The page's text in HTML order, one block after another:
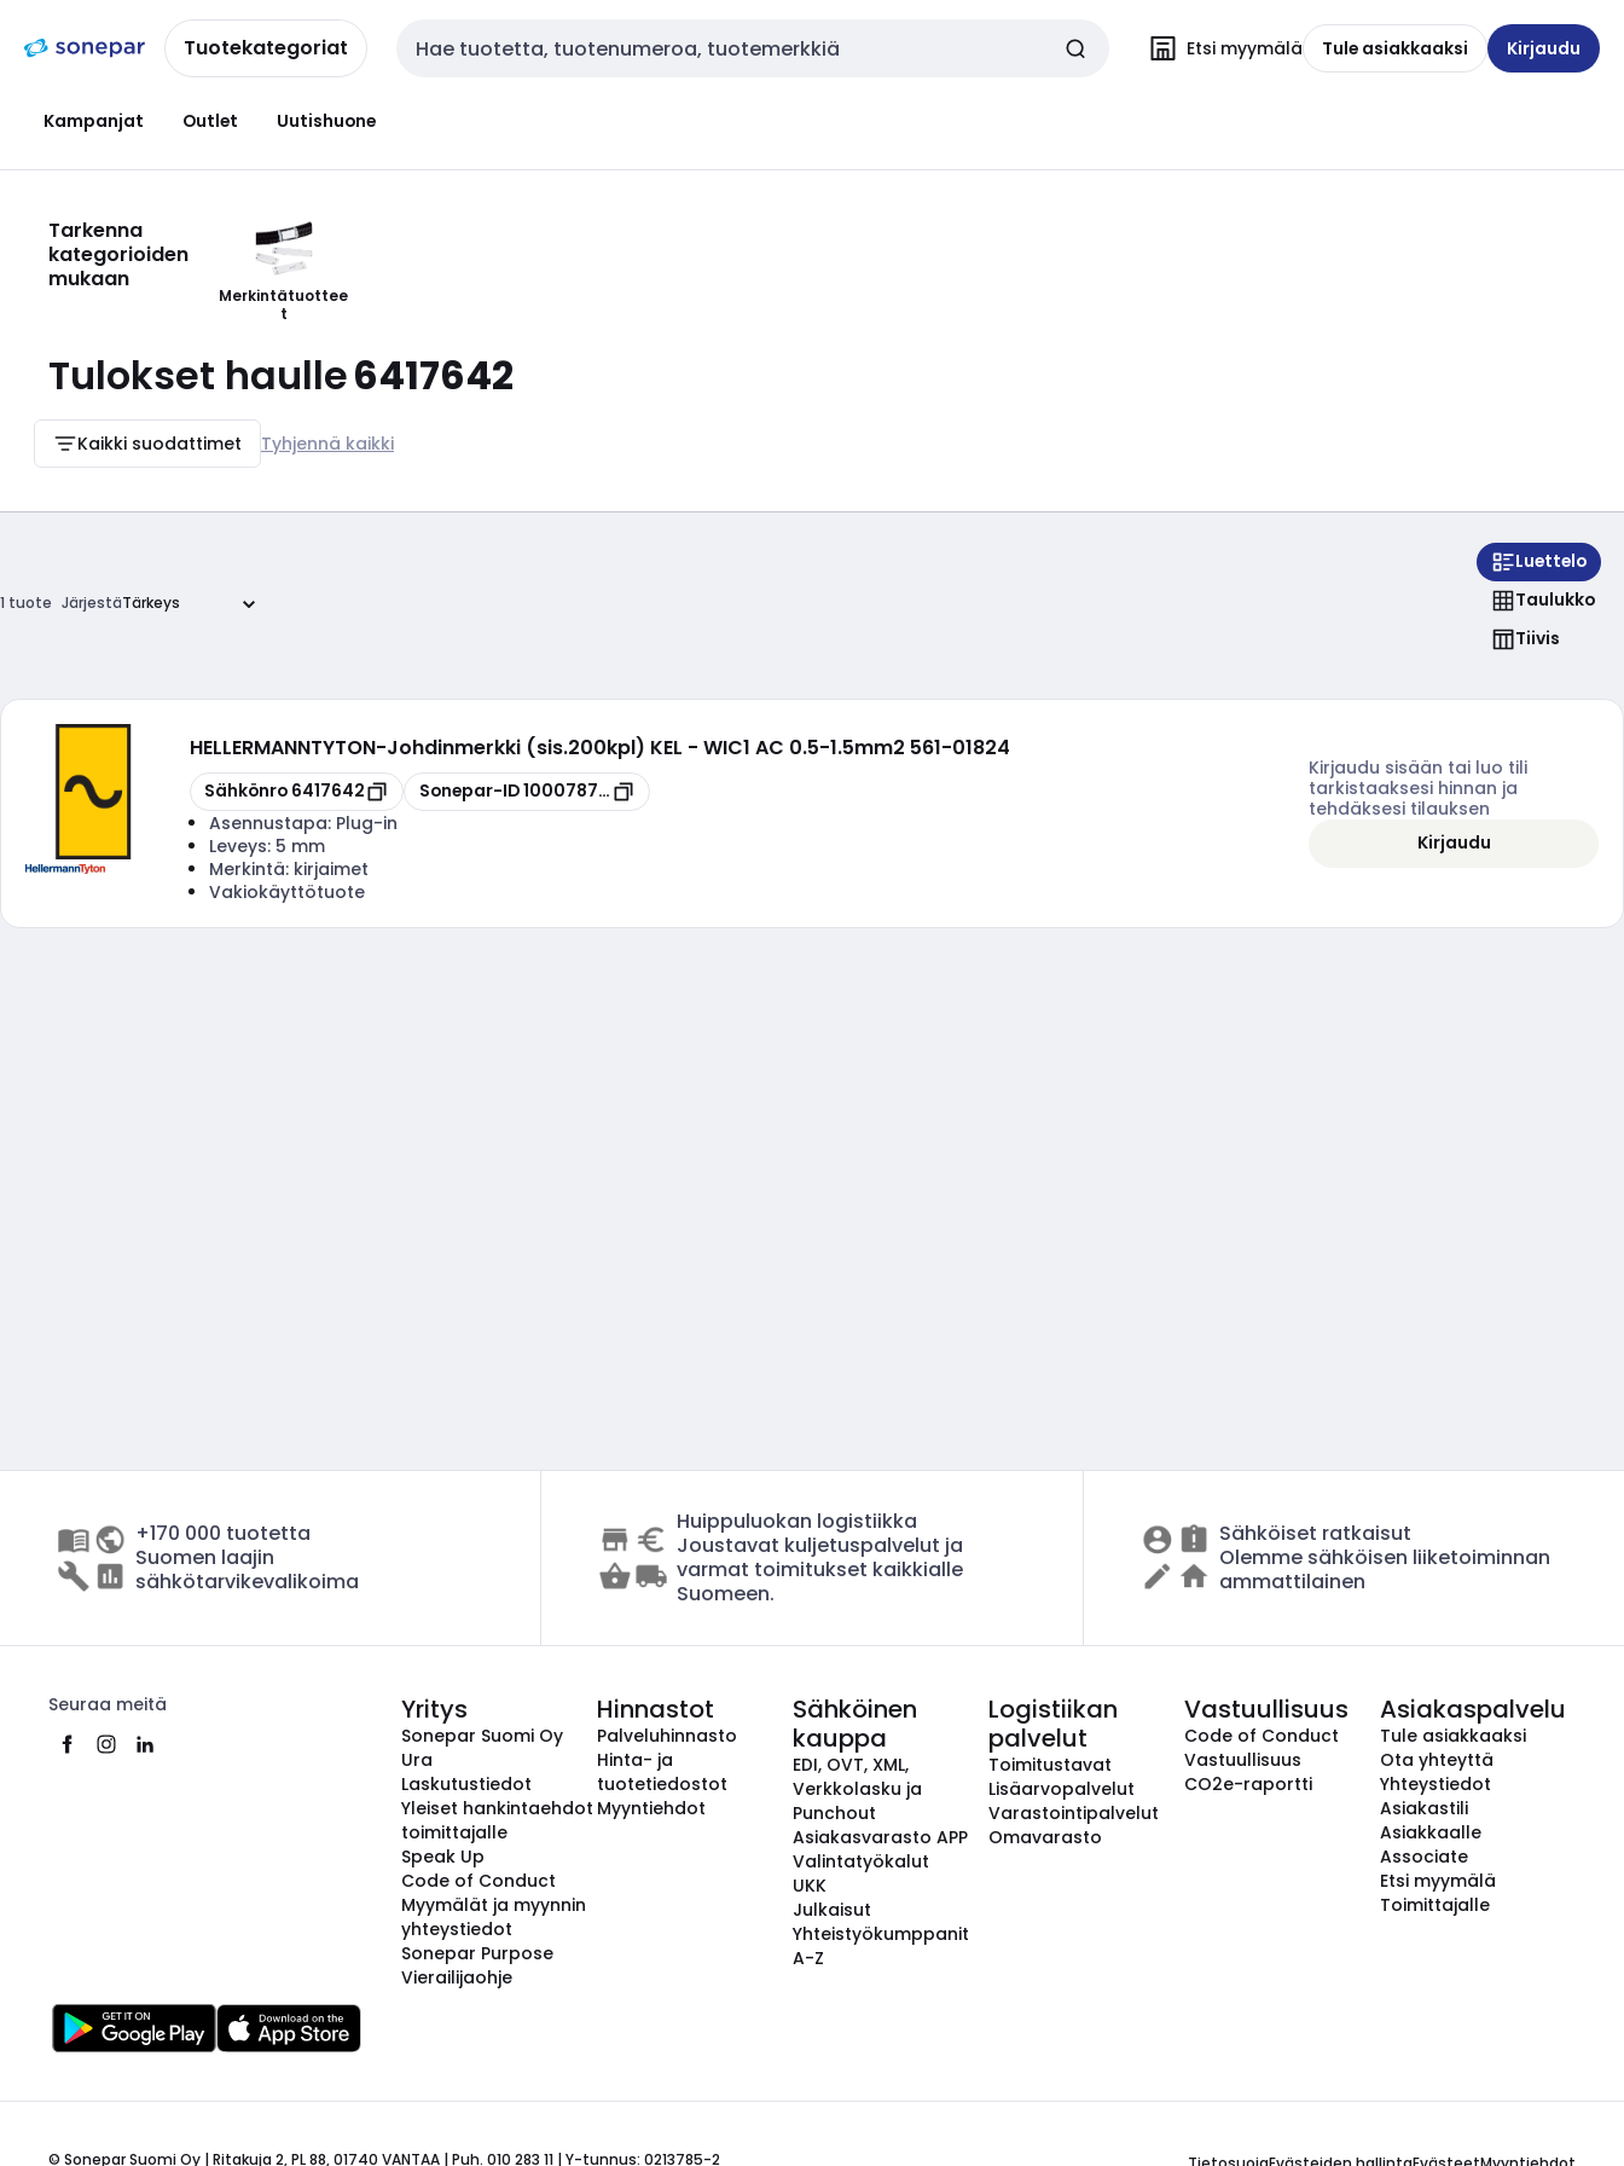
navigointiinsisältöönTuotekategoriat Haku Etsi myymälä Tule asiakkaaksi Kirjaudu
Kampanjat Outlet Uutishuone
Tarkenna
kategorioiden
mukaan
Merkintätuottee
t
Tulokset haulle6417642
Kaikki suodattimet Tyhjennä kaikki
1 tuote Järjestä
Luettelo
Taulukko
Tiivis
HELLERMANNTYTON-Johdinmerkki (sis.200kpl) KEL - WIC1 AC 0.5-1.5mm2 561-01824
Kopioi
Sähkönro 6417642 Kopioi
Sonepar-ID100078788
Asennustapa: Plug-in
Leveys: 5 mm
Merkintä: kirjaimet
Vakiokäyttötuote
Kirjaudu sisään tai luo tili
tarkistaaksesi hinnan ja
tehdäksesi tilauksen
Kirjaudu
+170 000 tuotetta
Suomen laajin
sähkötarvikevalikoima
Huippuluokan logistiikka
Joustavat kuljetuspalvelut ja
varmat toimitukset kaikkialle
Suomeen.
Sähköiset ratkaisut
Olemme sähköisen liiketoiminnan
ammattilainen
Seuraa meitä Yritys
Sonepar Suomi Oy
Ura
Laskutustiedot
Yleiset hankintaehdot
toimittajalle
Speak Up
Code of Conduct
Myymälät ja myynnin
yhteystiedot
Sonepar Purpose
Vierailijaohje
Hinnastot
Palveluhinnasto
Hinta- ja
tuotetiedostot
Myyntiehdot
Sähköinen
kauppa
EDI, OVT, XML,
Verkkolasku ja
Punchout
Asiakasvarasto APP
Valintatyökalut
UKK
Julkaisut
Yhteistyökumppanit
A-Z
Logistiikan
palvelut
Toimitustavat
Lisäarvopalvelut
Varastointipalvelut
Omavarasto
Vastuullisuus
Code of Conduct
Vastuullisuus
CO2e-raportti
Asiakaspalvelu
Tule asiakkaaksi
Ota yhteyttä
Yhteystiedot
Asiakastili
Asiakkaalle
Associate
Etsi myymälä
Toimittajalle
© Sonepar Suomi Oy | Ritakuja 2, PL 88, 01740 VANTAA | Puh. 010 283 11 | Y-tunnus: 0213785-2